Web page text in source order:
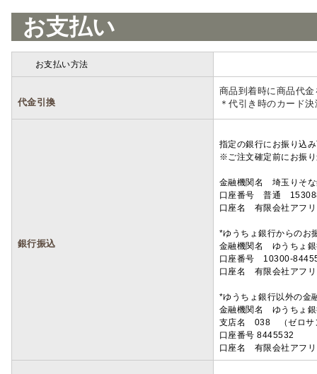
お支払い
お支払い方法
代金引換
商品到着時に商品代
＊代引き時のカード
銀行振込
指定の銀行にお振り込
※ご注文確定前にお振
金融機関名 埼玉りそ
口座番号 普通
口座名 有限会社アフ
*ゆうちょ銀行からのお
金融機関名 ゆうちょ
口座番号 10300-
口座名 有限会社アフ
*ゆうちょ銀行以外の金
金融機関名 ゆうちょ
支店名 038 （ゼロサ
口座番号 8445532
口座名 有限会社アフ